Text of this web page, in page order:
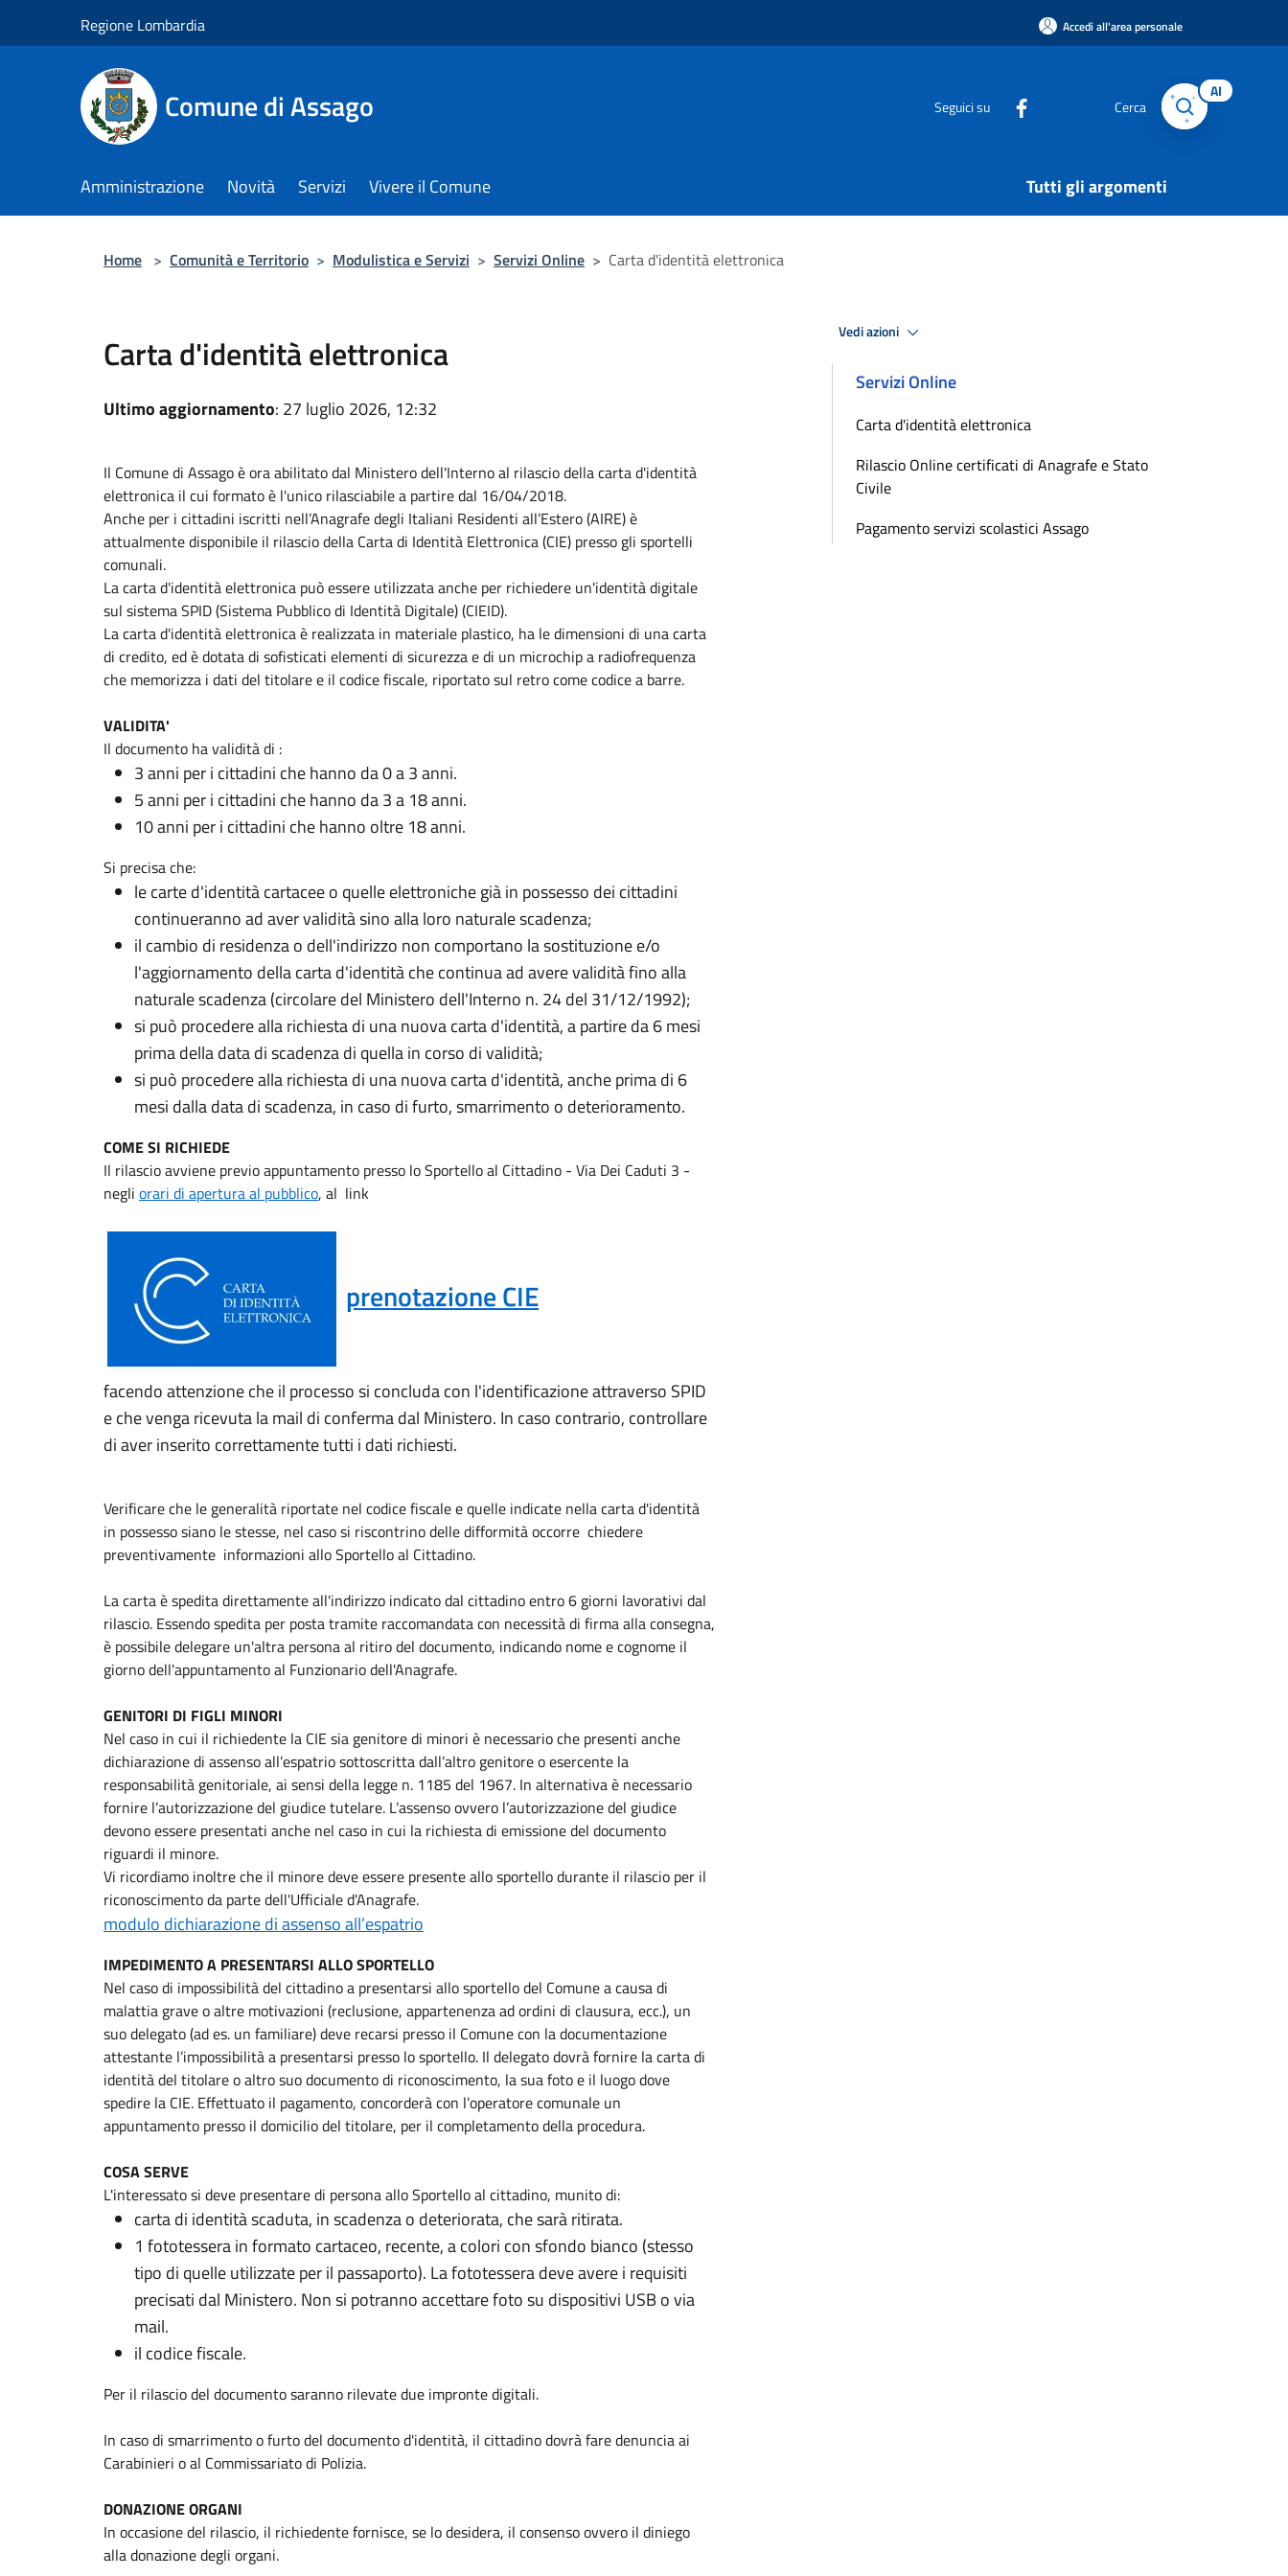
Regione Lombardia Accedi all'area personale
Comune di Assago Seguici su Cerca
AI
Amministrazione Novità Servizi Vivere il Comune Tutti gli argomenti
Home > Comunità e Territorio > Modulistica e Servizi > Servizi Online > Carta d'identità elettronica
Carta d'identità elettronica
Ultimo aggiornamento: 27 luglio 2026, 12:32
Il Comune di Assago è ora abilitato dal Ministero dell'Interno al rilascio della carta d'identità
elettronica il cui formato è l'unico rilasciabile a partire dal 16/04/2018.
Anche per i cittadini iscritti nell’Anagrafe degli Italiani Residenti all’Estero (AIRE) è
attualmente disponibile il rilascio della Carta di Identità Elettronica (CIE) presso gli sportelli
comunali.
La carta d'identità elettronica può essere utilizzata anche per richiedere un'identità digitale
sul sistema SPID (Sistema Pubblico di Identità Digitale) (CIEID).
La carta d'identità elettronica è realizzata in materiale plastico, ha le dimensioni di una carta
di credito, ed è dotata di sofisticati elementi di sicurezza e di un microchip a radiofrequenza
che memorizza i dati del titolare e il codice fiscale, riportato sul retro come codice a barre.
VALIDITA'
Il documento ha validità di :
3 anni per i cittadini che hanno da 0 a 3 anni.
5 anni per i cittadini che hanno da 3 a 18 anni.
10 anni per i cittadini che hanno oltre 18 anni.
Si precisa che:
le carte d'identità cartacee o quelle elettroniche già in possesso dei cittadini
continueranno ad aver validità sino alla loro naturale scadenza;
il cambio di residenza o dell'indirizzo non comportano la sostituzione e/o
l'aggiornamento della carta d'identità che continua ad avere validità fino alla
naturale scadenza (circolare del Ministero dell'Interno n. 24 del 31/12/1992);
si può procedere alla richiesta di una nuova carta d'identità, a partire da 6 mesi
prima della data di scadenza di quella in corso di validità;
si può procedere alla richiesta di una nuova carta d'identità, anche prima di 6
mesi dalla data di scadenza, in caso di furto, smarrimento o deterioramento.
COME SI RICHIEDE
Il rilascio avviene previo appuntamento presso lo Sportello al Cittadino - Via Dei Caduti 3 -
negli orari di apertura al pubblico, al link
prenotazione CIE
facendo attenzione che il processo si concluda con l'identificazione attraverso SPID
e che venga ricevuta la mail di conferma dal Ministero. In caso contrario, controllare
di aver inserito correttamente tutti i dati richiesti.
Verificare che le generalità riportate nel codice fiscale e quelle indicate nella carta d'identità
in possesso siano le stesse, nel caso si riscontrino delle difformità occorre chiedere
preventivamente informazioni allo Sportello al Cittadino.
La carta è spedita direttamente all'indirizzo indicato dal cittadino entro 6 giorni lavorativi dal
rilascio. Essendo spedita per posta tramite raccomandata con necessità di firma alla consegna,
è possibile delegare un'altra persona al ritiro del documento, indicando nome e cognome il
giorno dell'appuntamento al Funzionario dell'Anagrafe.
GENITORI DI FIGLI MINORI
Nel caso in cui il richiedente la CIE sia genitore di minori è necessario che presenti anche
dichiarazione di assenso all’espatrio sottoscritta dall’altro genitore o esercente la
responsabilità genitoriale, ai sensi della legge n. 1185 del 1967. In alternativa è necessario
fornire l’autorizzazione del giudice tutelare. L’assenso ovvero l’autorizzazione del giudice
devono essere presentati anche nel caso in cui la richiesta di emissione del documento
riguardi il minore.
Vi ricordiamo inoltre che il minore deve essere presente allo sportello durante il rilascio per il
riconoscimento da parte dell'Ufficiale d'Anagrafe.
modulo dichiarazione di assenso all’espatrio
IMPEDIMENTO A PRESENTARSI ALLO SPORTELLO
Nel caso di impossibilità del cittadino a presentarsi allo sportello del Comune a causa di
malattia grave o altre motivazioni (reclusione, appartenenza ad ordini di clausura, ecc.), un
suo delegato (ad es. un familiare) deve recarsi presso il Comune con la documentazione
attestante l’impossibilità a presentarsi presso lo sportello. Il delegato dovrà fornire la carta di
identità del titolare o altro suo documento di riconoscimento, la sua foto e il luogo dove
spedire la CIE. Effettuato il pagamento, concorderà con l’operatore comunale un
appuntamento presso il domicilio del titolare, per il completamento della procedura.
COSA SERVE
L'interessato si deve presentare di persona allo Sportello al cittadino, munito di:
carta di identità scaduta, in scadenza o deteriorata, che sarà ritirata.
1 fototessera in formato cartaceo, recente, a colori con sfondo bianco (stesso
tipo di quelle utilizzate per il passaporto). La fototessera deve avere i requisiti
precisati dal Ministero. Non si potranno accettare foto su dispositivi USB o via
mail.
il codice fiscale.
Per il rilascio del documento saranno rilevate due impronte digitali.
In caso di smarrimento o furto del documento d'identità, il cittadino dovrà fare denuncia ai
Carabinieri o al Commissariato di Polizia.
DONAZIONE ORGANI
In occasione del rilascio, il richiedente fornisce, se lo desidera, il consenso ovvero il diniego
alla donazione degli organi.
Vedi azioni
Servizi Online
Carta d'identità elettronica
Rilascio Online certificati di Anagrafe e Stato
Civile
Pagamento servizi scolastici Assago